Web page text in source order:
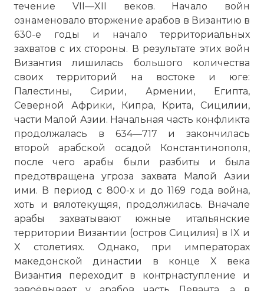
течение VII—XII веков. Начало войн
ознаменовало вторжение арабов в Византию в
630-е годы и начало территориальных
захватов с их стороны. В результате этих войн
Византия лишилась большого количества
своих территорий на востоке и юге:
Палестины, Сирии, Армении, Египта,
Северной Африки, Кипра, Крита, Сицилии,
части Малой Азии. Начальная часть конфликта
продолжалась в 634—717 и закончилась
второй арабской осадой Константинополя,
после чего арабы были разбиты и была
предотвращена угроза захвата Малой Азии
ими. В период с 800-х и до 1169 года война,
хоть и вялотекущяя, продолжилась. Вначале
арабы захватывают южные итальянские
территории Византии (остров Сицилия) в IX и
X столетиях. Однако, при императорах
македонской династии в конце X века
Византия переходит в контрнаступление и